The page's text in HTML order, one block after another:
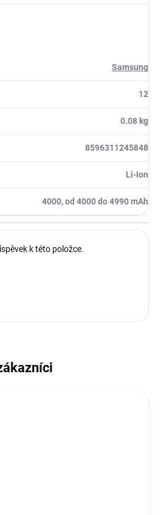
Samsung
12
0.08 kg
8596311245848
Li-Ion
4000, od 4000 do 4990 mAh
k této položce.